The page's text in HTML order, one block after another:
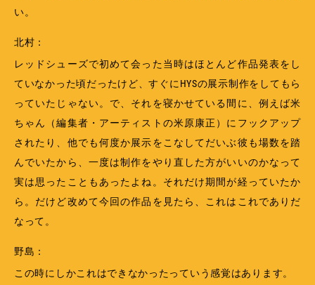
い。
北村：
レッドシューズで初めて会った当時はほとんど作品発表をし
ていなかった頃だったけど、すぐにHYSの展示制作をしてもら
っていたじゃない。で、それを寝かせている間に、例えば米
ちゃん（編集者・アーティストの米原康正）にフックアップ
されたり、他でも何度か展示をこなしてだいぶ彼も場数を踏
んでいたから、一度は制作をやり直した方がいいのかなって
実は思ったこともあったよね。それだけ期間が経っていたか
ら。だけど改めて今回の作品を見たら、これはこれでありだ
なって。
野島：
この時にしかこれはできなかったっていう感覚はあります。